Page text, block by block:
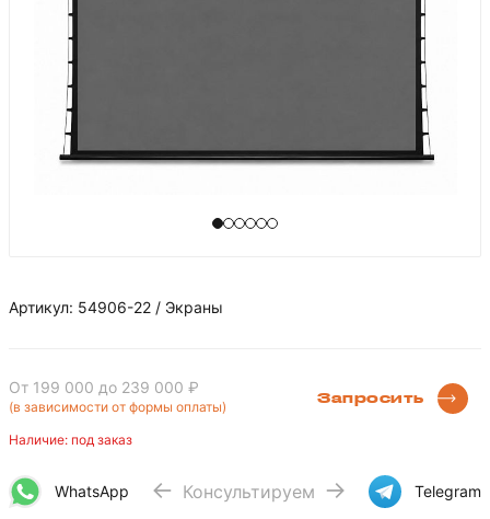
Артикул: 54906-22 / Экраны
От 199 000 до 239 000 ₽
(в зависимости от формы оплаты)
Наличие: под заказ
Запросить
WhatsApp Консультируем Telegram